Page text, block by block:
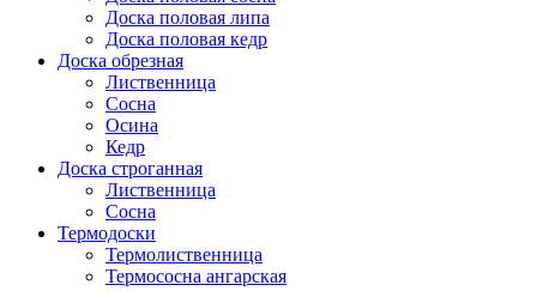
Доска половая липа
Доска половая кедр
Доска обрезная
Лиственница
Сосна
Осина
Кедр
Доска строганная
Лиственница
Сосна
Термодоски
Термолиственница
Термососна ангарская